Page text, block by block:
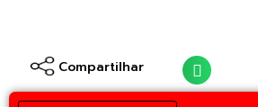
Compartilhar